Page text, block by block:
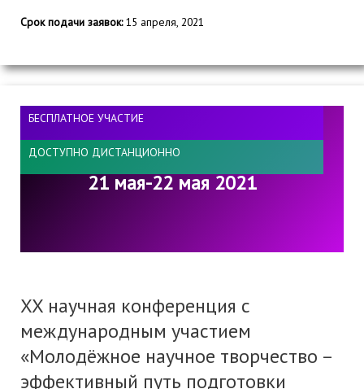
Срок подачи заявок:15 апреля, 2021
БЕСПЛАТНОЕ УЧАСТИЕ
ДОСТУПНО ДИСТАНЦИОННО
21 мая-22 мая 2021
XX научная конференция с
международным участием
«Молодёжное научное творчество –
эффективный путь подготовки